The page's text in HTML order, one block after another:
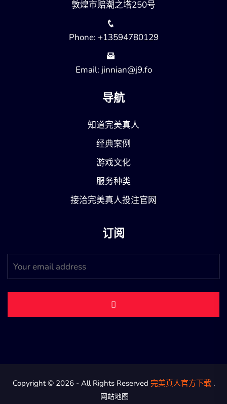
敦煌市赔潮之塔250号
Phone: +13594780129
Email: jinnian@j9.fo
导航
知道完美真人
经典案例
游戏文化
服务种类
接洽完美真人投注官网
订阅
Copyright © 2026 - All Rights Reserved 完美真人官方下载.
网站地图